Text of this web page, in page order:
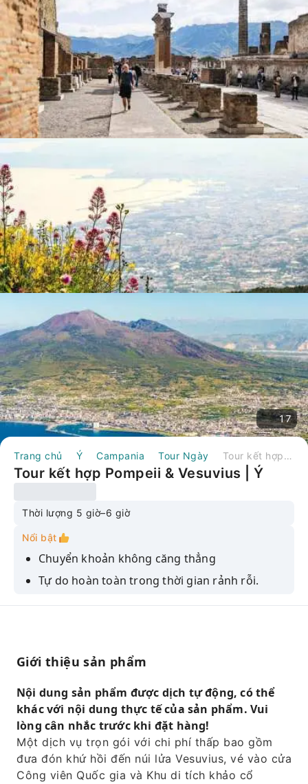
17
Trang chủ Ý Campania Tour Ngày Tour kết hợp Pompeii & Vesuvius | Ý
Tour kết hợp Pompeii & Vesuvius | Ý
Thời lượng 5 giờ–6 giờ
Nổi bật
Chuyển khoản không căng thẳng
Tự do hoàn toàn trong thời gian rảnh rỗi.
Tham quan kèm hướng dẫn bằng âm thanh
bạn chắc chắn sẽ tận dụng tối đa thời gian
của mình!
Giới thiệu sản phẩm
Nội dung sản phẩm được dịch tự động, có thể
khác với nội dung thực tế của sản phẩm. Vui
lòng cân nhắc trước khi đặt hàng!
Một dịch vụ trọn gói với chi phí thấp bao gồm
đưa đón khứ hồi đến núi lửa Vesuvius, vé vào cửa
Công viên Quốc gia và Khu di tích khảo cổ